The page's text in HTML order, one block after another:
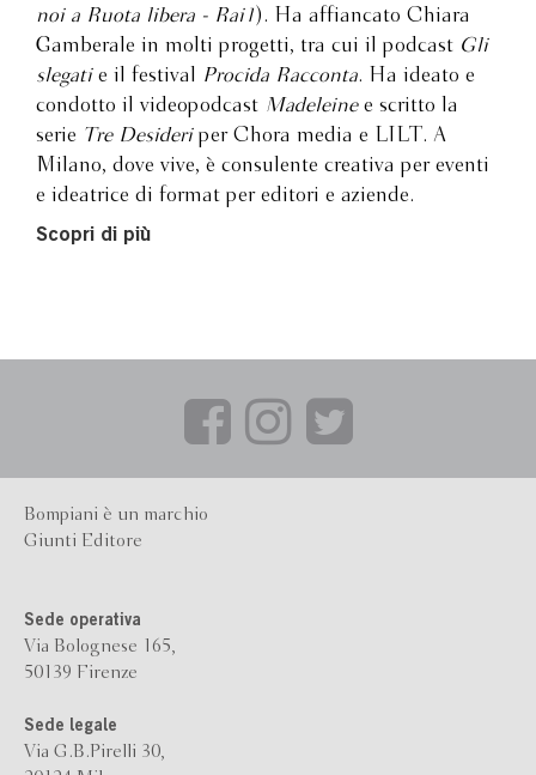
noi a Ruota libera - Rai1 ). Ha affiancato Chiara
Gamberale in molti progetti, tra cui il podcast Gli
slegatie il festival Procida Racconta. Ha ideato e
condotto il videopodcast Madeleinee scritto la
serie Tre Desideriper Chora media e LILT. A
Milano, dove vive, è consulente creativa per eventi
e ideatrice di format per editori e aziende.
Scopri di più
Bompiani è un marchio
Giunti Editore
Sede operativa
Via Bolognese 165,
50139 Firenze
Sede legale
Via G.B.Pirelli 30,